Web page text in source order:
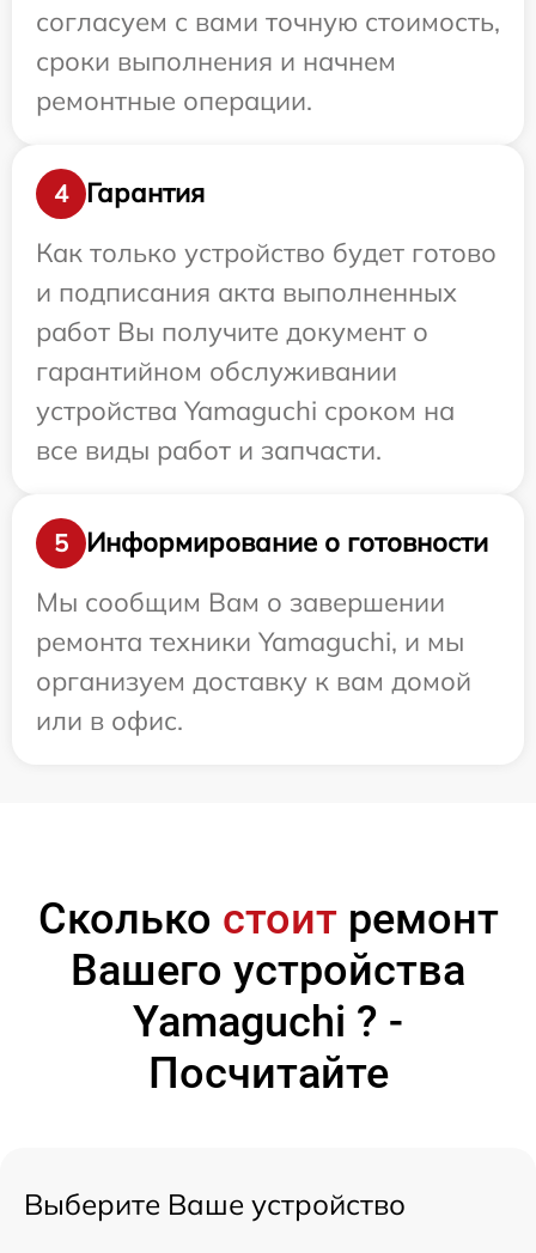
согласуем с вами точную стоимость,
сроки выполнения и начнем
ремонтные операции.
4
Гарантия
Как только устройство будет готово
и подписания акта выполненных
работ Вы получите документ о
гарантийном обслуживании
устройства Yamaguchi сроком на
все виды работ и запчасти.
5
Информирование о готовности
Мы сообщим Вам о завершении
ремонта техники Yamaguchi, и мы
организуем доставку к вам домой
или в офис.
Сколько стоитремонт
Вашего устройства
Yamaguchi ? -
Посчитайте
Выберите Ваше устройство